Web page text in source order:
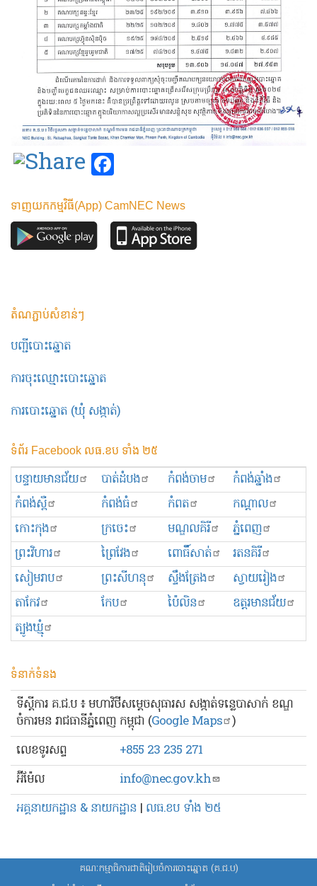
ទាញយកកម្មវិធី(App) CamNEC News
តំណភ្ជាប់សំខាន់ៗ
បញ្ជីបោះឆ្នោត
ការចុះឈ្មោះបោះឆ្នោត
ការបោះឆ្នោត (ឃុំ សង្កាត់)
ទំព័រ Facebook លធ.ខប ទាំង ២៥
បន្ទាយមានជ័យ បាត់ដំបង កំពង់ចាម
កំពង់ឆ្នាំង
កំពង់ស្ពឺ
កំពង់ធំ កំពត
កណ្ដាល
កោះកុង
ក្រចេះ មណ្ឌលគិរី
ភ្នំពេញ
ព្រះ​វិហារ
ព្រៃវែង ពោធិ៍សាត់
រតនគិរី
សៀមរាប
ព្រះសីហនុ ស្ទឹងត្រែង
ស្វាយរៀង
តាកែវ
កែប ប៉ៃលិន
ឧត្ដរមានជ័យ
ត្បូងឃ្មុំ
ទំនាក់ទំនង
ទីស្ដីការ គ.ជ.ប ៖ មហាវិថីសម្ដេចសុធារស សង្កាត់ទន្លេបាសាក់ ខណ្ឌ
ចំការមន រាជធានីភ្នំពេញ កម្ពុជា (Google Maps )
លេខ​ទូរសព្ទ
+855 23 235 271
អ៊ីម៉ែល
info@nec.gov.kh
អគ្គនាយកដ្ឋាន & នាយកដ្ឋាន | លធ.ខប ទាំង ២៥
គណៈកម្មាធិការជាតិរៀបចំការបោះឆ្នោត (គ.ជ.ប)